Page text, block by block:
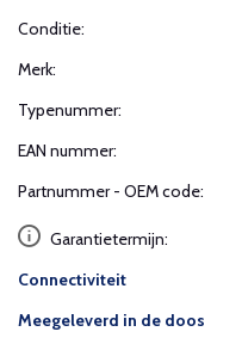
Conditie:
Merk:
Typenummer:
EAN nummer:
Partnummer - OEM code:
Garantietermijn:
Connectiviteit
Meegeleverd in de doos